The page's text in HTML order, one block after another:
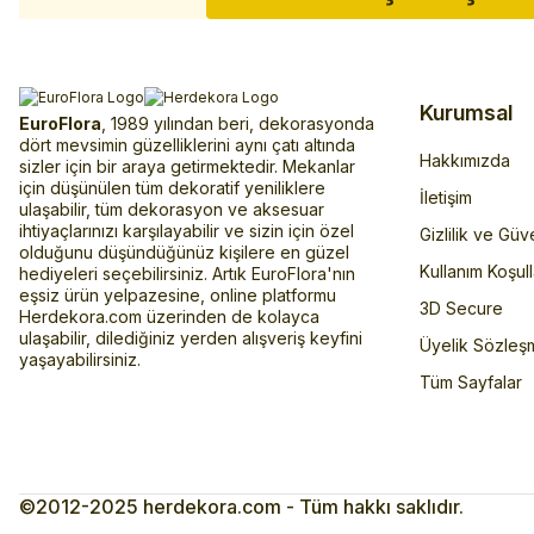
EuroFlora , 1989 yılından beri, dekorasyonda
dört mevsimin güzelliklerini aynı çatı altında
sizler için bir araya getirmektedir. Mekanlar
için düşünülen tüm dekoratif yeniliklere
ulaşabilir, tüm dekorasyon ve aksesuar
ihtiyaçlarınızı karşılayabilir ve sizin için özel
olduğunu düşündüğünüz kişilere en güzel
hediyeleri seçebilirsiniz. Artık EuroFlora'nın
eşsiz ürün yelpazesine, online platformu
Herdekora.com üzerinden de kolayca
ulaşabilir, dilediğiniz yerden alışveriş keyfini
yaşayabilirsiniz.
Kurumsal
Hakkımızda
İletişim
Gizlilik ve
Kullanım
3D Secure
Üyelik
Tüm Sayfalar
©2012-2025 herdekora.com - Tüm hakkı saklıdır.